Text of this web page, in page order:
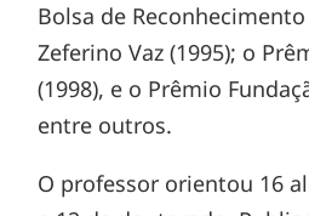
Bolsa de
Zeferino Vaz (1995); o
(1998), e o Prêmio
entre outros.
O professor orientou 16